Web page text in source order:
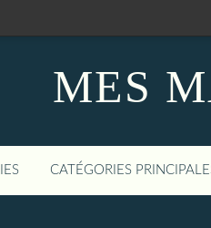
MES
CATÉGORIES